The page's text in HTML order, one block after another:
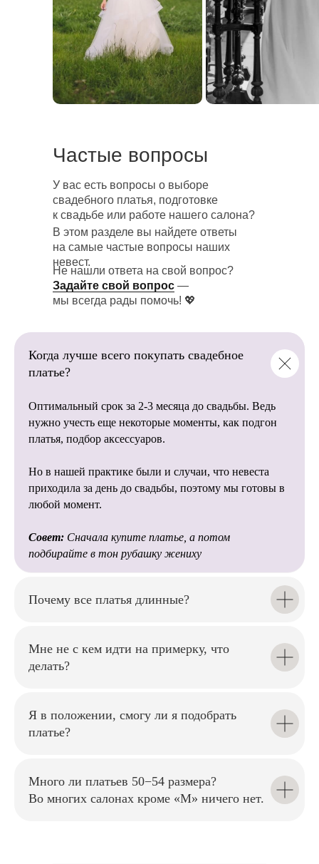
В нашем салоне
представлено более 1 000+
свадебных платьев
от пышных до лаконичных
с фабриками, благодаря этому
качеством наших свадебных
Опытные организаторы
и стилисты помогут избежать
многих сложностей при
Мы внимательно относимся к
идеальный силуэт и создаём
подгонят платье по фигуре,
чтобы в день свадьбы вы
Загляните в нашу галерею реальных
свадебных фотосессий! Здесь собраны
трогательные и красивые моменты
невест, которые уже сказали «да»
в наших платьях.
💖 Настоящие эмоции, неповторимые
образы и счастливые улыбки помогут
вам:
Найти вдохновение для
Посмотреть, как смотрятся наши
Убедиться, что каждое платье —
это история любви, красоты
и незабываемых впечатлений.
Пусть эти фотографии станут источником
идей и помогут создать свадьбу мечты! ✨
Частые вопросы
У вас есть вопросы о выборе
свадебного платья, подготовке
к свадьбе или работе нашего салона?
В этом разделе вы найдете ответы
на самые частые вопросы наших
невест.
Не нашли ответа на свой вопрос?
Задайте свой вопрос —
мы всегда рады помочь! 💖
Когда лучше всего покупать свадебное
платье?
Оптимальный срок за 2-3 месяца до свадьбы. Ведь
нужно учесть еще некоторые моменты, как подгон
платья, подбор аксессуаров.
Но в нашей практике были и случаи, что невеста
приходила за день до свадьбы, поэтому мы готовы в
любой момент.
Совет: Сначала купите платье, а потом
подбирайте в тон рубашку жениху
Почему все платья длинные?
Мне не с кем идти на примерку, что
делать?
Я в положении, смогу ли я подобрать
платье?
Много ли платьев 50−54 размера?
Во многих салонах кроме «М» ничего нет.